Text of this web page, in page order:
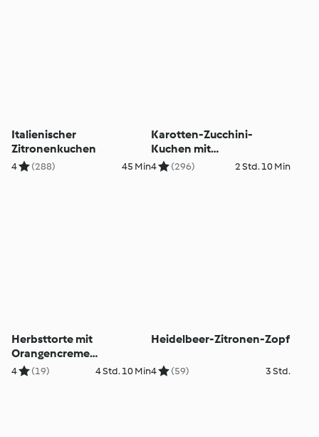
Italienischer
Zitronenkuchen
4 (288) 45 Min
Karotten-Zucchini-
Kuchen mit
Frischkäsetopping
4 (296) 2 Std. 10 Min
Herbsttorte mit
Orangencreme
(glutenfrei)
4 (19) 4 Std. 10 Min
Heidelbeer-Zitronen-Zopf
4 (59) 3 Std.